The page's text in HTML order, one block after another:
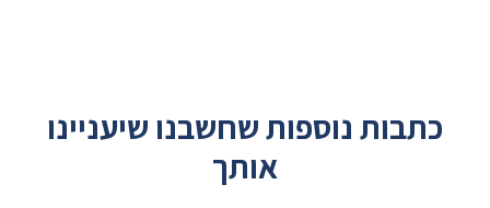
כתבות נוספות שחשבנו שיעניינו
אותך